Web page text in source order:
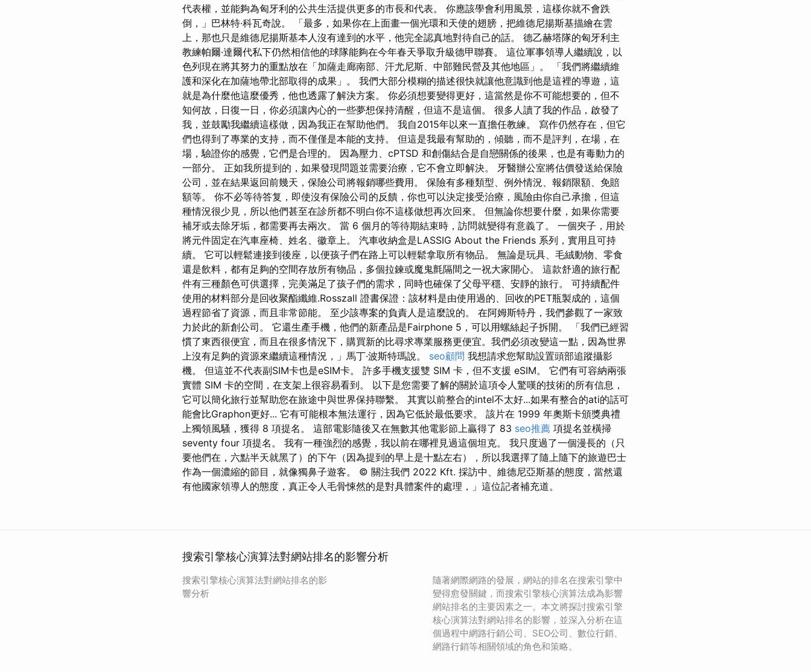
代表權，並能夠為匈牙利的公共生活提供更多的市長和代表。 你應該學會利用風景，這樣你就不會跌
倒，」巴林特·科瓦奇說。 「最多，如果你在上面畫一個光環和天使的翅膀，把維德尼揚斯基描繪在雲
上，那也只是維德尼揚斯基本人沒有達到的水平，他完全認真地對待自己的話。 德乙赫塔隊的匈牙利主
教練帕爾·達爾代私下仍然相信他的球隊能夠在今年春天爭取升級德甲聯賽。 這位軍事領導人繼續說，以
色列現在將其努力的重點放在「加薩走廊南部、汗尤尼斯、中部難民營及其他地區」。 「我們將繼續維
護和深化在加薩地帶北部取得的成果」。 我們大部分模糊的描述很快就讓他意識到他是這裡的導遊，這
就是為什麼他這麼優秀，他也透露了解決方案。 你必須想要變得更好，這當然是你不可能想要的，但不
知何故，日復一日，你必須讓內心的一些夢想保持清醒，但這不是這個。 很多人讀了我的作品，啟發了
我，並鼓勵我繼續這樣做，因為我正在幫助他們。 我自2015年以來一直擔任教練。 寫作仍然存在，但它
們也得到了專業的支持，而不僅僅是本能的支持。 但這是我最有幫助的，傾聽，而不是評判，在場，在
場，驗證你的感覺，它們是合理的。 因為壓力、cPTSD 和創傷結合是自戀關係的後果，也是有毒動力的
一部分。 正如我所提到的，如果發現問題並需要治療，它不會立即解決。 牙醫辦公室將估價發送給保險
公司，並在結果返回前幾天，保險公司將報銷哪些費用。 保險有多種類型、例外情況、報銷限額、免賠
額等。 你不必等待答复，即使沒有保險公司的反饋，你也可以決定接受治療，風險由你自己承擔，但這
種情況很少見，所以他們甚至在診所都不明白你不這樣做想再次回來。 但無論你想要什麼，如果你需要
補牙或去除牙垢，都需要再去兩次。 當 6 個月的等待期結束時，訪問就變得有意義了。 一個夾子，用於
將元件固定在汽車座椅、姓名、徽章上。 汽車收納盒是LASSIG About the Friends 系列，實用且可持
續。 它可以輕鬆連接到後座，以便孩子們在路上可以輕鬆拿取所有物品。 無論是玩具、毛絨動物、零食
還是飲料，都有足夠的空間存放所有物品，多個拉鍊或魔鬼氈隔間之一祝大家開心。 這款舒適的旅行配
件有三種顏色可供選擇，完美滿足了孩子們的需求，同時也確保了父母平穩、安靜的旅行。 可持續配件
使用的材料部分是回收聚酯纖維.Rosszall 證書保證：該材料是由使用過的、回收的PET瓶製成的，這個
過程節省了資源，而且非常節能。 至少該專案的負責人是這麼說的。 在阿姆斯特丹，我們參觀了一家致
力於此的新創公司。 它還生產手機，他們的新產品是Fairphone 5，可以用螺絲起子拆開。 「我們已經習
慣了東西很便宜，而且在很多情況下，購買新的比尋求專業服務更便宜。我們必須改變這一點，因為世界
上沒有足夠的資源來繼續這種情況，」馬丁·波斯特瑪說。 seo顧問 我想請求您幫助設置頭部追蹤攝影
機。 但這並不代表副SIM卡也是eSIM卡。 許多手機支援雙 SIM 卡，但不支援 eSIM。 它們有可容納兩張
實體 SIM 卡的空間，在支架上很容易看到。 以下是您需要了解的關於這項令人驚嘆的技術的所有信息，
它可以簡化旅行並幫助您在旅途中與世界保持聯繫。 其實以前整合的intel不太好...如果有整合的ati的話可
能會比Graphon更好... 它有可能根本無法運行，因為它低於最低要求。 該片在 1999 年奧斯卡頒獎典禮
上獨領風騷，獲得 8 項提名。 這部電影隨後又在無數其他電影節上贏得了 83 seo推薦 項提名並橫掃
seventy four 項提名。 我有一種強烈的感覺，我以前在哪裡見過這個坦克。 我只度過了一個漫長的（只
要他們在，六點半天就黑了）的下午（因為提到的早上是十點左右），所以我選擇了隨上隨下的旅遊巴士
作為一個濃縮的節目，就像獨鼻子遊客。 © 關注我們 2022 Kft. 採訪中、維德尼亞斯基的態度，當然還
有他國家領導人的態度，真正令人毛骨悚然的是對具體案件的處理，」這位記者補充道。
搜索引擎核心演算法對網站排名的影響分析
搜索引擎核心演算法對網站排名的影
響分析
隨著網際網路的發展，網站的排名在搜索引擎中
變得愈發關鍵，而搜索引擎核心演算法成為影響
網站排名的主要因素之一。本文將探討搜索引擎
核心演算法對網站排名的影響，並深入分析在這
個過程中網路行銷公司、SEO公司、數位行銷、
網路行銷等相關領域的角色和策略。